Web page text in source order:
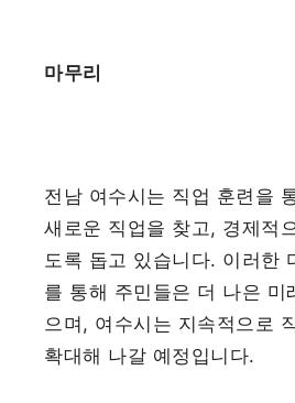
마무리
전남 여수시는 직업 훈련을
새로운 직업을 찾고, 경제적
도록 돕고 있습니다. 이러한
를 통해 주민들은 더 나은 미
으며, 여수시는 지속적으로
확대해 나갈 예정입니다.